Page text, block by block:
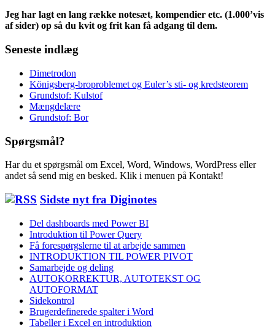
Jeg har lagt en lang række notesæt, kompendier etc. (1.000’vis
af sider) op så du kvit og frit kan få adgang til dem.
Seneste indlæg
Dimetrodon
Königsberg-broproblemet og Euler’s sti- og kredsteorem
Grundstof: Kulstof
Mængdelære
Grundstof: Bor
Spørgsmål?
Har du et spørgsmål om Excel, Word, Windows, WordPress eller
andet så send mig en besked. Klik i menuen på Kontakt!
Sidste nyt fra Diginotes
Del dashboards med Power BI
Introduktion til Power Query
Få forespørgslerne til at arbejde sammen
INTRODUKTION TIL POWER PIVOT
Samarbejde og deling
AUTOKORREKTUR, AUTOTEKST OG
AUTOFORMAT
Sidekontrol
Brugerdefinerede spalter i Word
Tabeller i Excel en introduktion